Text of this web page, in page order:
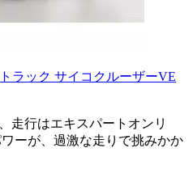
ラック サイコクルーザーVE
走行はエキスパートオンリ
ーが、過激な走りで挑みかか